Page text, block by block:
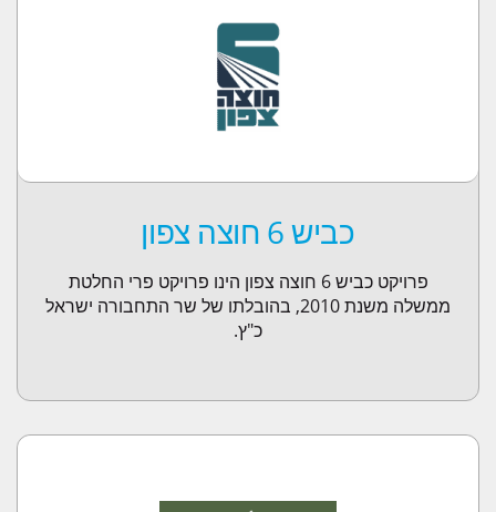
חדשות ואירועים
צור קשר
ENGLISH
כביש 6 חוצה צפון
פרויקט כביש 6 חוצה צפון הינו פרויקט פרי החלטת
ממשלה משנת 2010, בהובלתו של שר התחבורה ישראל
כ"ץ.